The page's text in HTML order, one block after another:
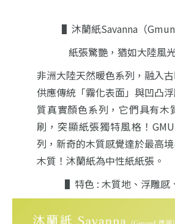
▌沐蘭紙Savanna（
紙張驚艷，猶如大陸風
非洲大陸天然暖色系列，融入
供應傳統「霧化表面」與凹凸
質真實顏色系列，它們具有木
刷，突顯紙張獨特風格！
列，新奇的木質感覺達於最高
木質！沐蘭紙為中性紙紙張。
▌特色 : 木質地、浮雕感